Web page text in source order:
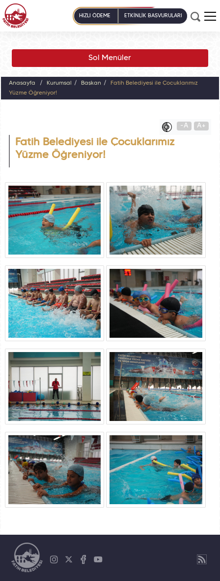
HIZLI ÖDEME ETKİNLİK BAŞVURULARI
Sol Menüler
Anasayfa Kurumsal Başkan
Fatih Belediyesi ile Çocuklarımız
Yüzme Öğreniyor!
-A A+
Fatih Belediyesi ile Çocuklarımız
Yüzme Öğreniyor!